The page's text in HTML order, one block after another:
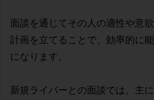
面談を通じてその人の適性や意
計画を立てることで、効率的に
になります。
新規ライバーとの面談では、主